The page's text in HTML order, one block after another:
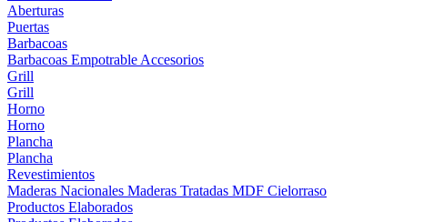
Aberturas
Puertas
Barbacoas
Barbacoas Empotrable Accesorios
Grill
Grill
Horno
Horno
Plancha
Plancha
Revestimientos
Maderas Nacionales Maderas Tratadas MDF Cielorraso
Productos Elaborados